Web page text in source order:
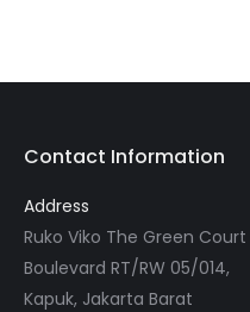
Contact Information
Address
Ruko Viko The Green
Boulevard RT/RW 05/014,
Kapuk, Jakarta Barat